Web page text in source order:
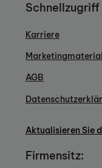
Schnellzugriff
Karriere
AGB
Aktualisieren Sie
Firmensitz: